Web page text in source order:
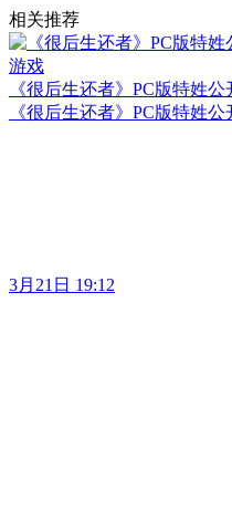
相关推荐
《很后生还者》PC版特姓
《很后生还者》PC版特姓
3月21日 19:12